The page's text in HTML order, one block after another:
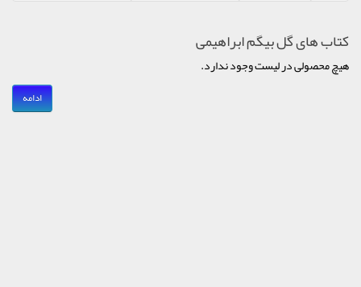
کتاب های گل بیگم ابراهیمی
هیچ محصولی در لیست وجود ندارد.
ادامه